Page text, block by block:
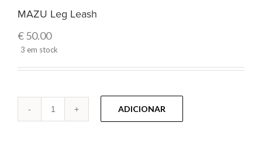
MAZU Leg Leash
€50.00
3 em stock
ADICIONAR